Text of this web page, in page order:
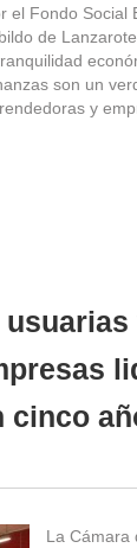
el Fondo Social
de
son un
y
cinco
La Cámara